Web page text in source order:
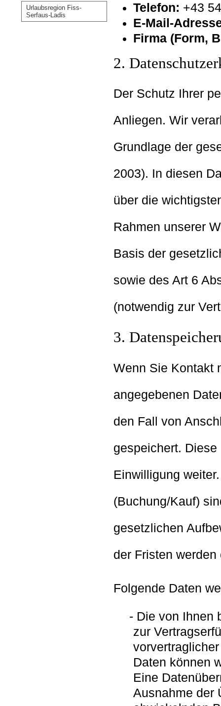
Urlaubsregion Fiss-
Serfaus-Ladis
Telefon: +43
E-Mail-
Firma (Form,
2.
Der Schutz Ihrer
Anliegen. Wir
Grundlage der
2003). In diesen
über die
Rahmen unserer
Basis der
sowie des Art 6
(notwendig zur
3.
Wenn Sie Kontakt
angegebenen
den Fall von
gespeichert.
Einwilligung
(Buchung/Kauf)
gesetzlichen
der Fristen
Folgende Daten
Die von Ihnen
zur
Daten können
Eine
Ausnahme der